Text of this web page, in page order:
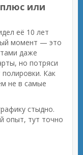
или
её 10 лет
момент — это
даже
но потряси
Как
не в самые
стыдно.
опыт, тут точно